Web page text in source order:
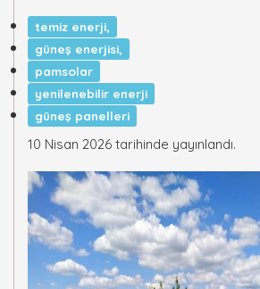
temiz enerji,
güneş enerjisi,
pamsolar
yenilenebilir enerji
güneş panelleri
10 Nisan 2026 tarihinde yayınlandı.